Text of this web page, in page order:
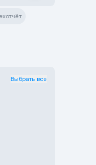
Выбрать все